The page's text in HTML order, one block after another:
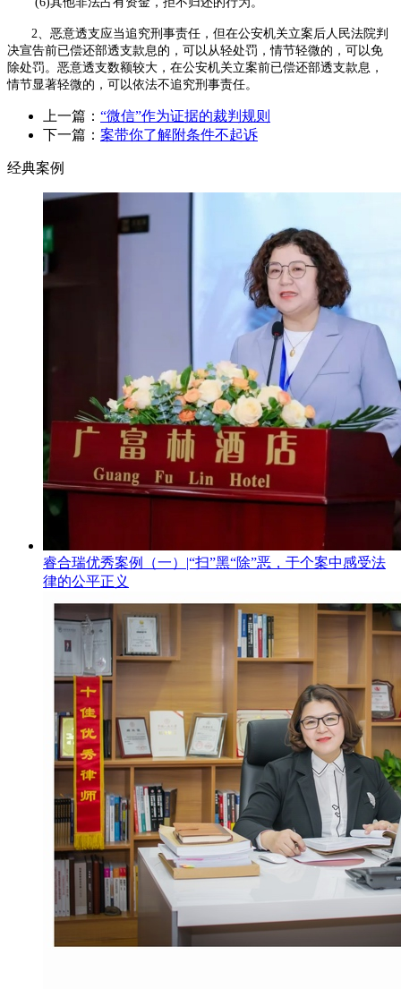
2、恶意透支应当追究刑事责任，但在公安机关立案后人民法院判
决宣告前已偿还部透支款息的，可以从轻处罚，情节轻微的，可以免
除处罚。恶意透支数额较大，在公安机关立案前已偿还部透支款息，
情节显著轻微的，可以依法不追究刑事责任。
上一篇： “微信”作为证据的裁判规则
下一篇： 案带你了解附条件不起诉
经典案例
睿合瑞优秀案例（一）|“扫”黑“除”恶，于个案中感受法
律的公平正义